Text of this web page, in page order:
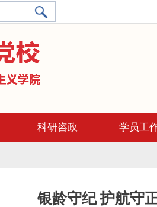
科研咨政 学员工
银龄守纪 护航守